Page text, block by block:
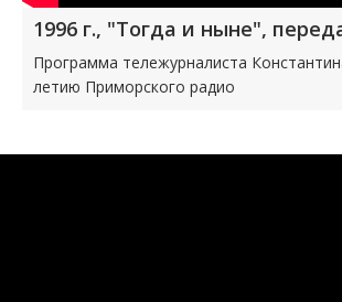
1996 г., "Тогда и ныне",
Программа тележурналиста
летию Приморского радио